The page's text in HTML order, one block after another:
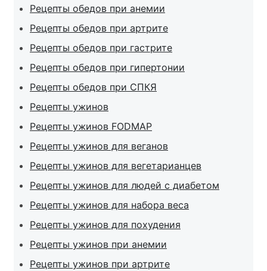
Рецепты обедов при анемии
Рецепты обедов при артрите
Рецепты обедов при гастрите
Рецепты обедов при гипертонии
Рецепты обедов при СПКЯ
Рецепты ужинов
Рецепты ужинов FODMAP
Рецепты ужинов для веганов
Рецепты ужинов для вегетарианцев
Рецепты ужинов для людей с диабетом
Рецепты ужинов для набора веса
Рецепты ужинов для похудения
Рецепты ужинов при анемии
Рецепты ужинов при артрите